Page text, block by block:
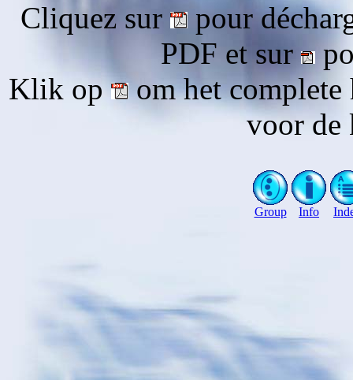
Cliquez sur
pour
PDF et sur
Klik op om het complete
voor de
Group Info